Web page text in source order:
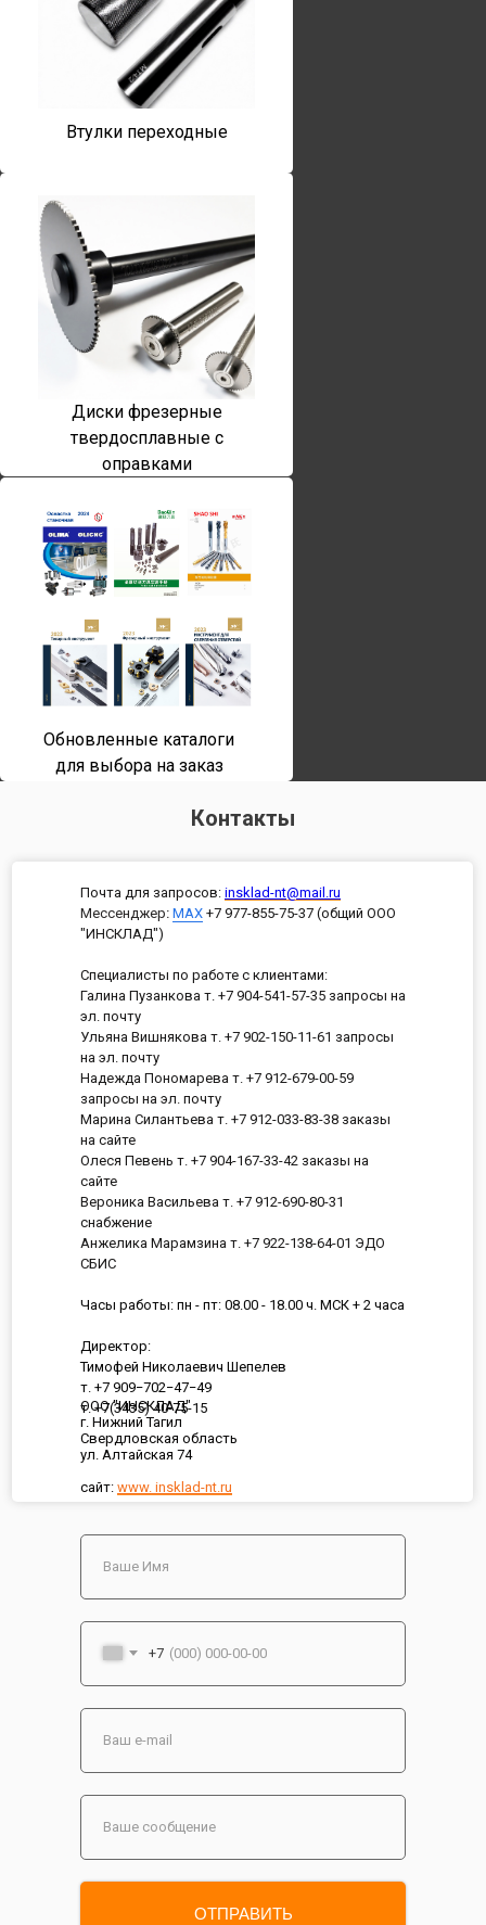
Втулки переходные
Диски фрезерные
твердосплавные с
оправками
Обновленные каталоги
для выбора на заказ
Контакты
ООО "ИНСКЛАД"
г. Нижний Тагил
Свердловская область
ул. Алтайская 74
сайт: www. insklad-nt.ru
Почта для запросов: insklad-nt@mail.ru
Мессенджер: MAX +7 977-855-75-37 (общий ООО
"ИНСКЛАД")
Специалисты по работе с клиентами:
Галина Пузанкова т. +7 904-541-57-35 запросы на
эл. почту
Ульяна Вишнякова т. +7 902-150-11-61 запросы
на эл. почту
Надежда Пономарева т. +7 912-679-00-59
запросы на эл. почту
Марина Силантьева т. +7 912-033-83-38 заказы
на сайте
Олеся Певень т. +7 904-167-33-42 заказы на
сайте
Вероника Васильева т. +7 912-690-80-31
снабжение
Анжелика Марамзина т. +7 922-138-64-01 ЭДО
СБИС
Часы работы: пн - пт: 08.00 - 18.00 ч. МСК + 2 часа
Директор:
Тимофей Николаевич Шепелев
т. +7 909−702−47−49
т. +7(3435) 40-75-15
+7
ОТПРАВИТЬ